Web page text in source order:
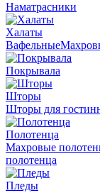
Наматрасники
Халаты
Вафельные
Покрывала
Шторы
Шторы для
Полотенца
Махровые
полотенца
Пледы